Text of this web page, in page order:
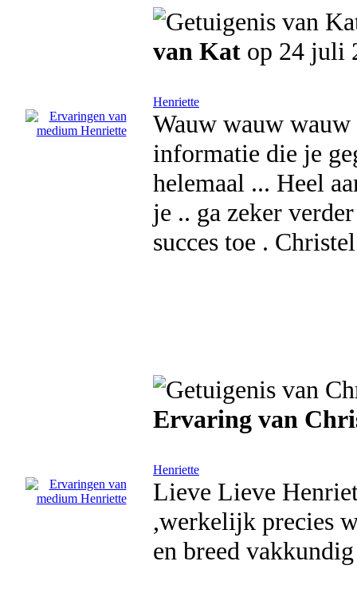
van Kat op 24 juli
Henriette
Wauw wauw
informatie die je
helemaal ... Heel
je .. ga zeker
succes toe .
Ervaring van
Henriette
Lieve Lieve
,werkelijk precies
en breed